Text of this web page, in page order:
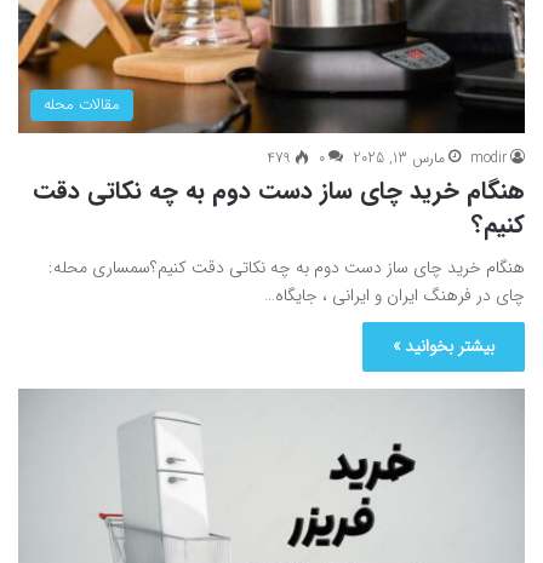
مقالات محله
modir مارس 13, 2025 0
479
هنگام خرید چای ساز دست دوم به چه نکاتی دقت
کنیم؟
هنگام خرید چای ساز دست دوم به چه نکاتی دقت کنیم؟سمساری محله:
چای در فرهنگ ایران و ایرانی ، جایگاه…
بیشتر بخوانید »